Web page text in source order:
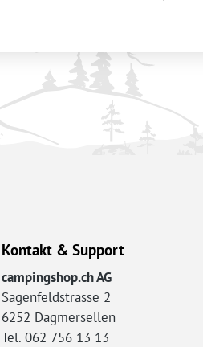
Kontakt & Support
campingshop.ch AG
Sagenfeldstrasse 2
6252 Dagmersellen
Tel. 062 756 13 13